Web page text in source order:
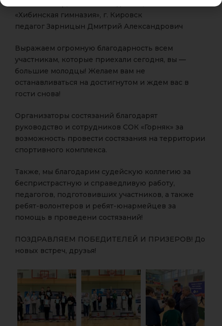
«Хибинская гимназия», г. Кировск
педагог Зарницын Дмитрий Александрович
Выражаем огромную благодарность всем
участникам, которые приехали сегодня, вы —
большие молодцы! Желаем вам не
останавливаться на достигнутом и ждем вас в
гости снова!
Организаторы состязаний благодарят
руководство и сотрудников СОК «Горняк» за
возможность провести состязания на территории
спортивного комплекса.
Также, мы благодарим судейскую коллегию за
беспристрастную и справедливую работу,
педагогов, подготовивших участников, а также
ребят-волонтеров и ребят-юнармейцев за
помощь в проведени состязаний!
ПОЗДРАВЛЯЕМ ПОБЕДИТЕЛЕЙ И ПРИЗЕРОВ! До
новых встреч, друзья!